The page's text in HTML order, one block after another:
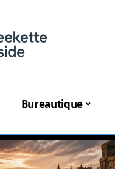
Bureautique